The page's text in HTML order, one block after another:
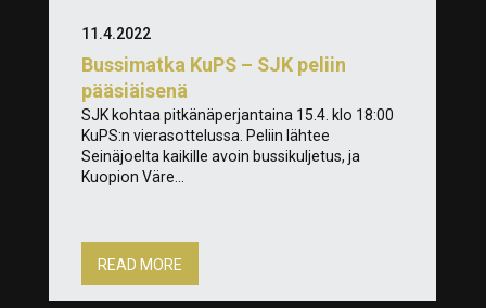
Bussimatka KuPS – SJK peliin
pääsiäisenä
11.4.2022
SJK kohtaa pitkänäperjantaina 15.4. klo 18:00
KuPS:n vierasottelussa. Peliin lähtee
Seinäjoelta kaikille avoin bussikuljetus, ja
Kuopion Väre...
READ MORE